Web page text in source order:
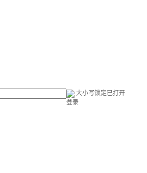
大小写锁定已打开
登录